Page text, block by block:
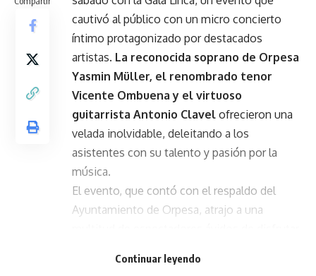
cautivó al público con un micro concierto
íntimo protagonizado por destacados
artistas. La reconocida soprano de Orpesa
Yasmin Müller, el renombrado tenor
Vicente Ombuena y el virtuoso
guitarrista Antonio Clavel ofrecieron una
velada inolvidable, deleitando a los
asistentes con su talento y pasión por la
música.
El evento, que contó con el respaldo del
Ayuntamiento de Orpesa, atrajo a una
Museo Antiguo se llenó por completo e
Continuar leyendo